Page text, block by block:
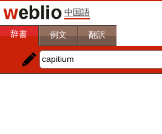
中国語
辞書 例文 翻訳